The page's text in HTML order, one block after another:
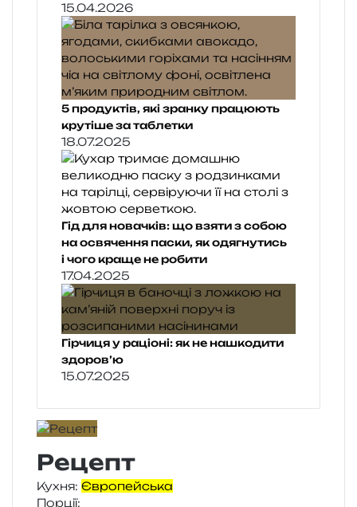
15.04.2026
5 продуктів, які зранку працюють
крутіше за таблетки
18.07.2025
Гід для новачків: що взяти з собою
на освячення паски, як одягнутись
і чого краще не робити
17.04.2025
Гірчиця у раціоні: як не нашкодити
здоров’ю
15.07.2025
Рецепт
Кухня: Європейська
Порції: